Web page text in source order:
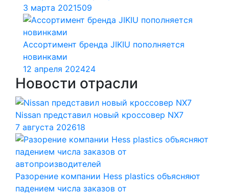
3 марта 2021509
Ассортимент бренда JIKIU пополняется
новинками
12 апреля 202424
Новости отрасли
Nissan представил новый кроссовер NX7
7 августа 202618
Разорение компании Hess plastics объясняют
падением числа заказов от